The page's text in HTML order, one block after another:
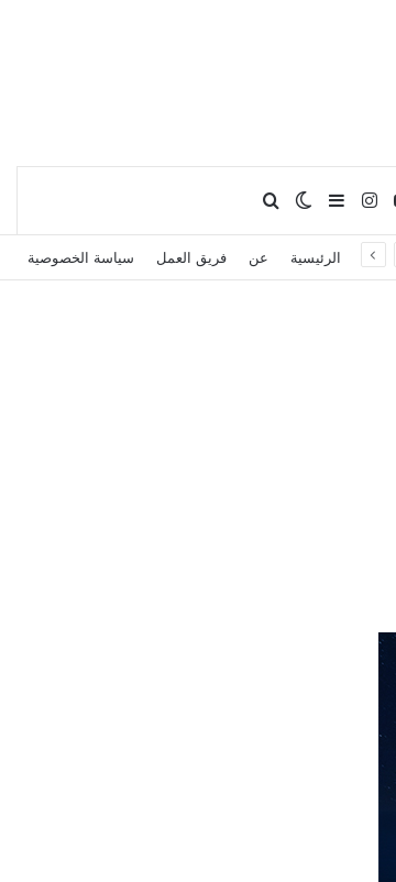
يوتيوبانستقرامإضافة عمود جانبي
الوضع المظلم
بحث عن
الرئيسية عن فريق العمل سياسة الخصوصية